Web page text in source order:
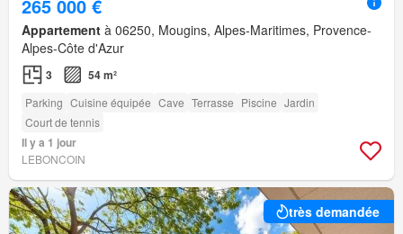
265 000 €
Appartement à 06250, Mougins, Alpes-Maritimes, Provence-
Alpes-Côte d'Azur
3 54 m²
Parking Cuisine équipée Cave Terrasse Piscine Jardin
Court de tennis
Il y a 1 jour
LEBONCOIN
très demandée